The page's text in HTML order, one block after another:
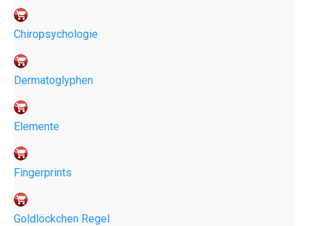
Chiropsychologie
Dermatoglyphen
Elemente
Fingerprints
Goldlöckchen Regel